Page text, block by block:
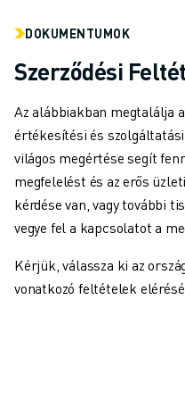
KOMPAKT CNC
ROBODRILL KOMPAKT CNC
ROBODRILL SZOFTVEREK
ROBODRILL MEGELŐZŐ
ROBODRILL
ROBODRILL ROBOT CSOMAG
ROBODRILL OKTATÁSI CSOMAG
ELEKTROMOS
ROBOSHOT KERESŐ
ROBOSHOT ELEKTROMOS
DOKUMENTUMOK
Szerződési
Az alábbiakban megtalálja
értékesítési és
világos megértése segít
megfelelést és az erős
kérdése van, vagy további
vegye fel a kapcsolatot a
Kérjük, válassza ki az
vonatkozó feltételek